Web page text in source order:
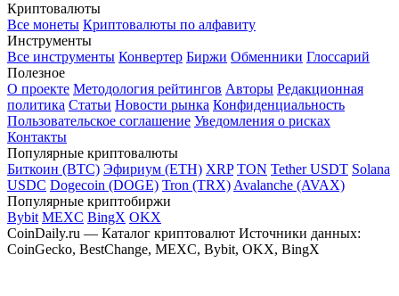
Криптовалюты
Все монеты Криптовалюты по алфавиту
Инструменты
Все инструменты Конвертер Биржи Обменники Глоссарий
Полезное
О проекте Методология рейтингов Авторы Редакционная
политика Статьи Новости рынка Конфиденциальность
Пользовательское соглашение Уведомления о рисках
Контакты
Популярные криптовалюты
Биткоин (BTC) Эфириум (ETH) XRP TON Tether USDT Solana
USDC Dogecoin (DOGE) Tron (TRX) Avalanche (AVAX)
Популярные криптобиржи
Bybit MEXC BingX OKX
CoinDaily.ru — Каталог криптовалют Источники данных:
CoinGecko, BestChange, MEXC, Bybit, OKX, BingX